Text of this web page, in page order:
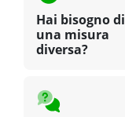
Hai bisogno di
una misura
diversa?